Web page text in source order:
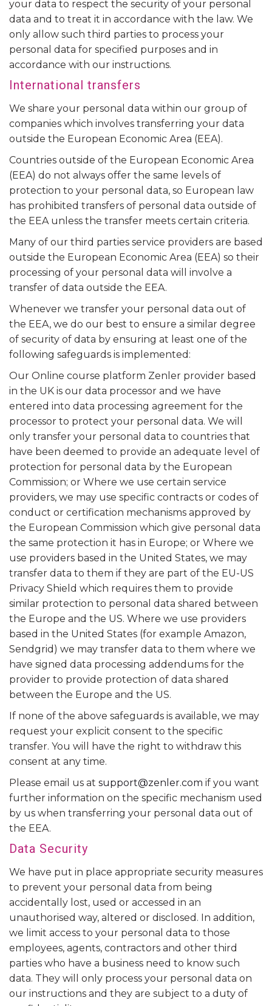
your data to respect the security of your personal
data and to treat it in accordance with the law. We
only allow such third parties to process your
personal data for specified purposes and in
accordance with our instructions.
International transfers
We share your personal data within our group of
companies which involves transferring your data
outside the European Economic Area (EEA).
Countries outside of the European Economic Area
(EEA) do not always offer the same levels of
protection to your personal data, so European law
has prohibited transfers of personal data outside of
the EEA unless the transfer meets certain criteria.
Many of our third parties service providers are based
outside the European Economic Area (EEA) so their
processing of your personal data will involve a
transfer of data outside the EEA.
Whenever we transfer your personal data out of
the EEA, we do our best to ensure a similar degree
of security of data by ensuring at least one of the
following safeguards is implemented:
Our Online course platform Zenler provider based
in the UK is our data processor and we have
entered into data processing agreement for the
processor to protect your personal data. We will
only transfer your personal data to countries that
have been deemed to provide an adequate level of
protection for personal data by the European
Commission; or Where we use certain service
providers, we may use specific contracts or codes of
conduct or certification mechanisms approved by
the European Commission which give personal data
the same protection it has in Europe; or Where we
use providers based in the United States, we may
transfer data to them if they are part of the EU-US
Privacy Shield which requires them to provide
similar protection to personal data shared between
the Europe and the US. Where we use providers
based in the United States (for example Amazon,
Sendgrid) we may transfer data to them where we
have signed data processing addendums for the
provider to provide protection of data shared
between the Europe and the US.
If none of the above safeguards is available, we may
request your explicit consent to the specific
transfer. You will have the right to withdraw this
consent at any time.
Please email us at support@zenler.com if you want
further information on the specific mechanism used
by us when transferring your personal data out of
the EEA.
Data Security
We have put in place appropriate security measures
to prevent your personal data from being
accidentally lost, used or accessed in an
unauthorised way, altered or disclosed. In addition,
we limit access to your personal data to those
employees, agents, contractors and other third
parties who have a business need to know such
data. They will only process your personal data on
our instructions and they are subject to a duty of